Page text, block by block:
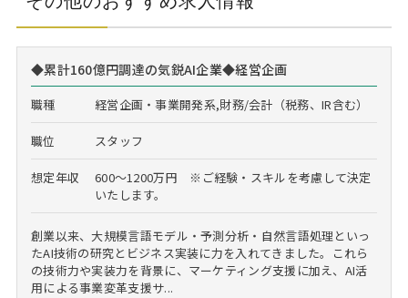
◆累計160億円調達の気鋭AI企業◆経営企画
職種 経営企画・事業開発系,財務/会計（税務、IR含む）
職位 スタッフ
想定年収
600～1200万円 ※ご経験・スキルを考慮して決定
いたします。
創業以来、大規模言語モデル・予測分析・自然言語処理といっ
たAI技術の研究とビジネス実装に力を入れてきました。これら
の技術力や実装力を背景に、マーケティング支援に加え、AI活
用による事業変革支援サ...